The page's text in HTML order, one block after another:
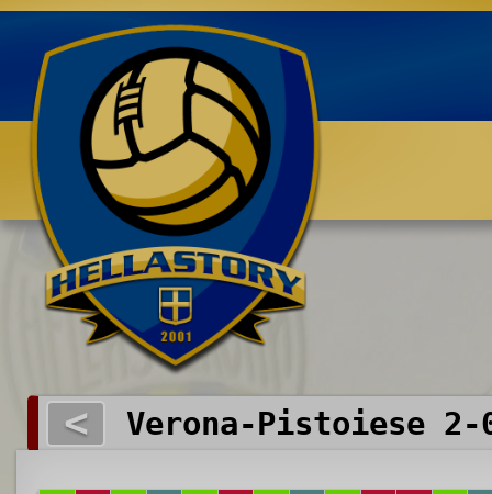
Benvenuti su HELLASTORY.net
< Verona-Pistoiese 2-